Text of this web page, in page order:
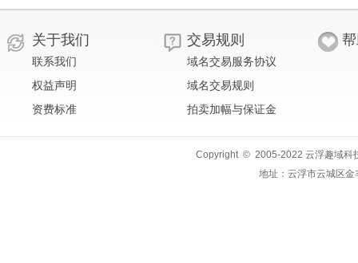
关于我们
联系我们
权益声明
资费标准
交易规则
域名交易服务协议
域名交易规则
拍卖加幅与保证金
Copyright © 2005-2022 云浮趣域科
地址：云浮市云城区